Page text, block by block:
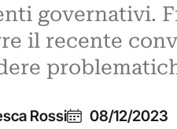
governativi.
il recente
Rossi 08/12/2023